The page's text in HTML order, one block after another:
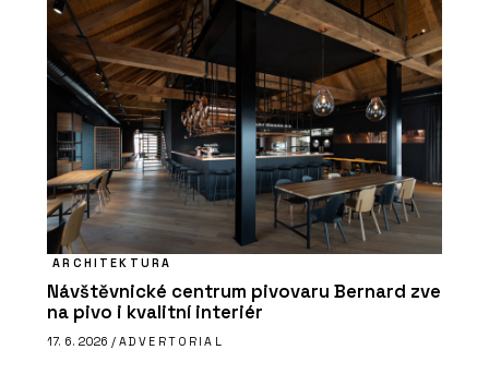
ARCHITEKTURA
Návštěvnické centrum pivovaru Bernard zve
na pivo i kvalitní interiér
17. 6. 2026 / ADVERTORIAL